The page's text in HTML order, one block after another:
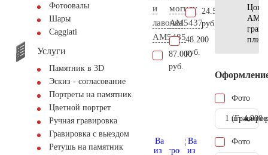
Фотоовалы
Шары
Сaggiati
Услуги
Памятник в 3D
Эскиз - согласование
Портреты на памятник
Цветной портрет
Ручная гравировка
Гравировка с выездом
Ретушь на памятник
и
лавочка
AM5485
87.000
руб.
могилу
AM5437
48.200
руб.
24.500
руб.
Фото
1 шт.4.900
Фото